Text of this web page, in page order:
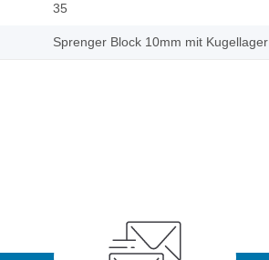
35
Sprenger Block 10mm mit Kugellager